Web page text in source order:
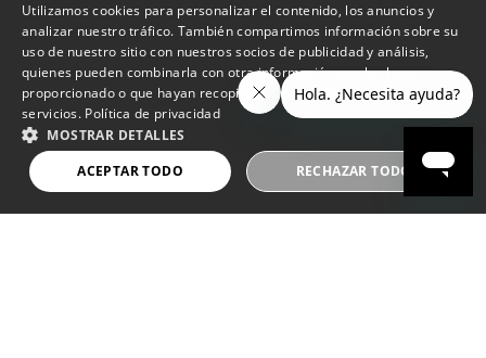
Utilizamos cookies para personalizar el contenido, los anuncios y
analizar nuestro tráfico. También compartimos información sobre su
uso de nuestro sitio con nuestros socios de publicidad y análisis,
quienes pueden combinarla con otra información que les haya
proporcionado o que hayan recopilado a partir del uso de sus
servicios. Política de privacidad
MOSTRAR DETALLES
ACEPTAR TODO
RECHAZAR TODO